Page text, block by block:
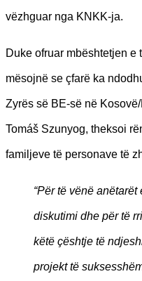
vëzhguar nga KNKK-ja.
Duke ofruar mbështetjen
mësojnë se çfarë ka
Zyrës së BE-së në
Tomáš Szunyog, theksoi
familjeve të personave të
“Për të vënë
diskutimi dhe për të
këtë çështje të
projekt të